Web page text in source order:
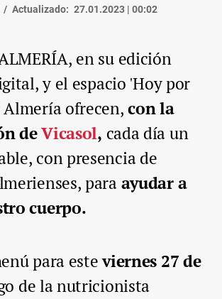
Actualizado: 27.01.2023 | 00:02
en su edición
y el espacio 'Hoy por
Almería ofrecen,con la
deVicasol, cada día un
con presencia de
para ayudar a
cuerpo.
para esteviernes 27 de
de la nutricionista